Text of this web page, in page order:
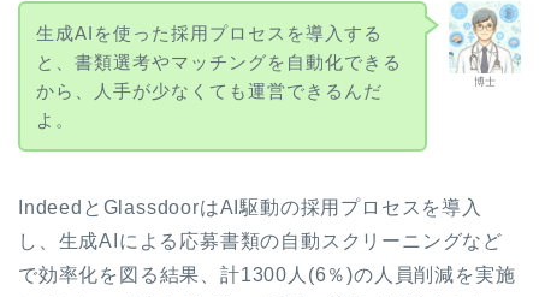
博士
生成AIを使った採用プロセスを導入する
と、書類選考やマッチングを自動化できる
から、人手が少なくても運営できるんだ
よ。
IndeedとGlassdoorはAI駆動の採用プロセスを導入
し、生成AIによる応募書類の自動スクリーニングなど
で効率化を図る結果、計1300人(6％)の人員削減を実施